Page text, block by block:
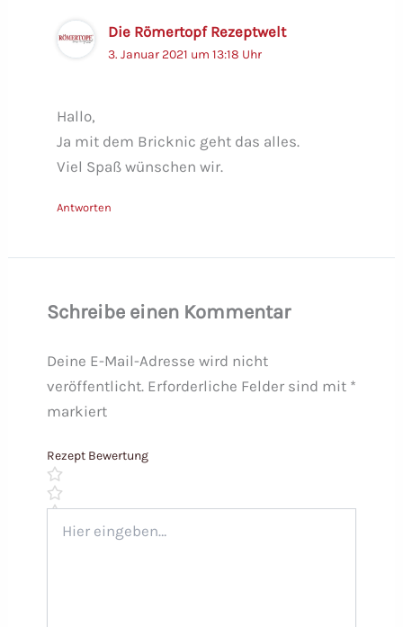
Die Römertopf Rezeptwelt
3. Januar 2021 um 13:18 Uhr
Hallo,
Ja mit dem Bricknic geht das alles.
Viel Spaß wünschen wir.
Antworten
Schreibe einen Kommentar
Deine E-Mail-Adresse wird nicht
veröffentlicht. Erforderliche Felder sind mit *
markiert
Rezept Bewertung
eingeben…